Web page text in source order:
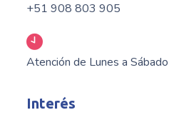
+51 908 803 905
Atención de Lunes a
Interés